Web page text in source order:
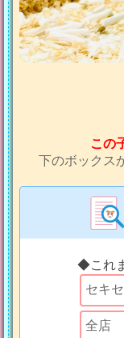
この
下のボックス
◆これ